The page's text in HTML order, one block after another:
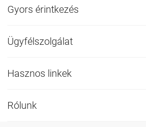
Gyors érintkezés
Ügyfélszolgálat
Hasznos linkek
Rólunk